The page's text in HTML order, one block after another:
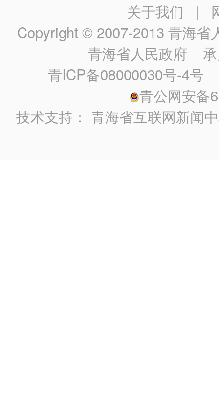
关于我们 |
Copyright © 2007-2013 青海省
青海省人民政府 承
青ICP备08000030号-4号
青公网安备
技术支持：青海省互联网新闻